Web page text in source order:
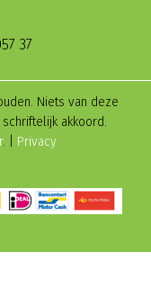
37
Niets van deze
akkoord.
. | Privacy